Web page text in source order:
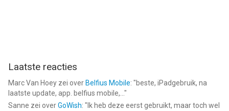
Laatste reacties
Marc Van Hoey zei over Belfius Mobile: "beste, iPadgebruik, na
laatste update, app. belfius mobile,... "
Sanne zei overGoWish: " Ik heb deze eerst gebruikt, maar toch wel